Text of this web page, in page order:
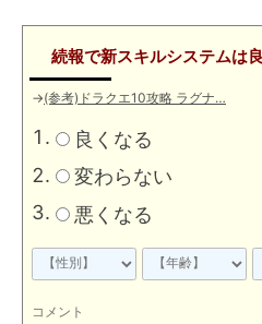
続報で新スキルシステムは
→(参考)ドラクエ10攻略 ラグナ…
良くなる
変わらない
悪くなる
コメント